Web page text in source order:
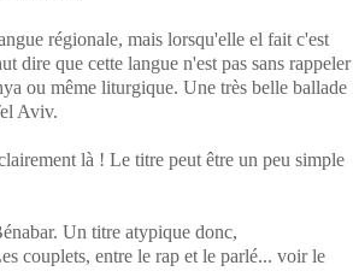
régionale, mais lorsqu'elle el fait c'est
dire que cette langue n'est pas sans rappeler
ou même liturgique. Une très belle ballade
Aviv.
là ! Le titre peut être un peu simple
Un titre atypique donc,
couplets, entre le rap et le parlé... voir le